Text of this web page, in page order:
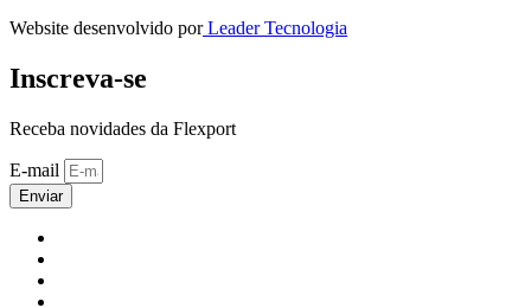
Website desenvolvido porLeader Tecnologia
Inscreva-se
Receba novidades da Flexport
E-mail
Enviar